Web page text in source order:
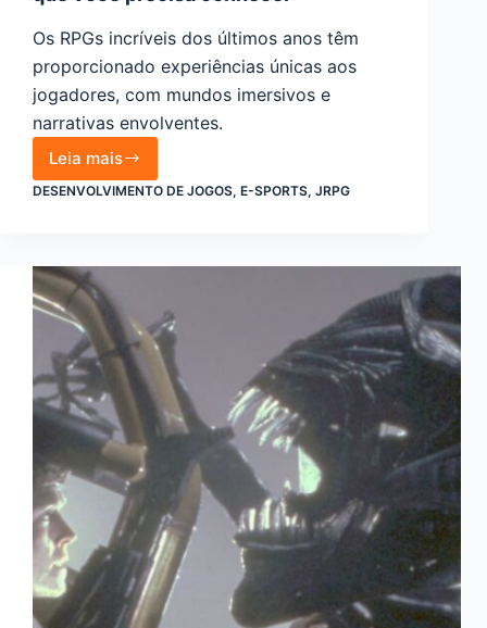
Os RPGs incríveis dos últimos anos têm
proporcionado experiências únicas aos
jogadores, com mundos imersivos e
narrativas envolventes.
Leia mais
Os
RPGs
últimos
anos
que
você
precisa
conhecer
DESENVOLVIMENTO DE JOGOS, E-SPORTS, JRPG